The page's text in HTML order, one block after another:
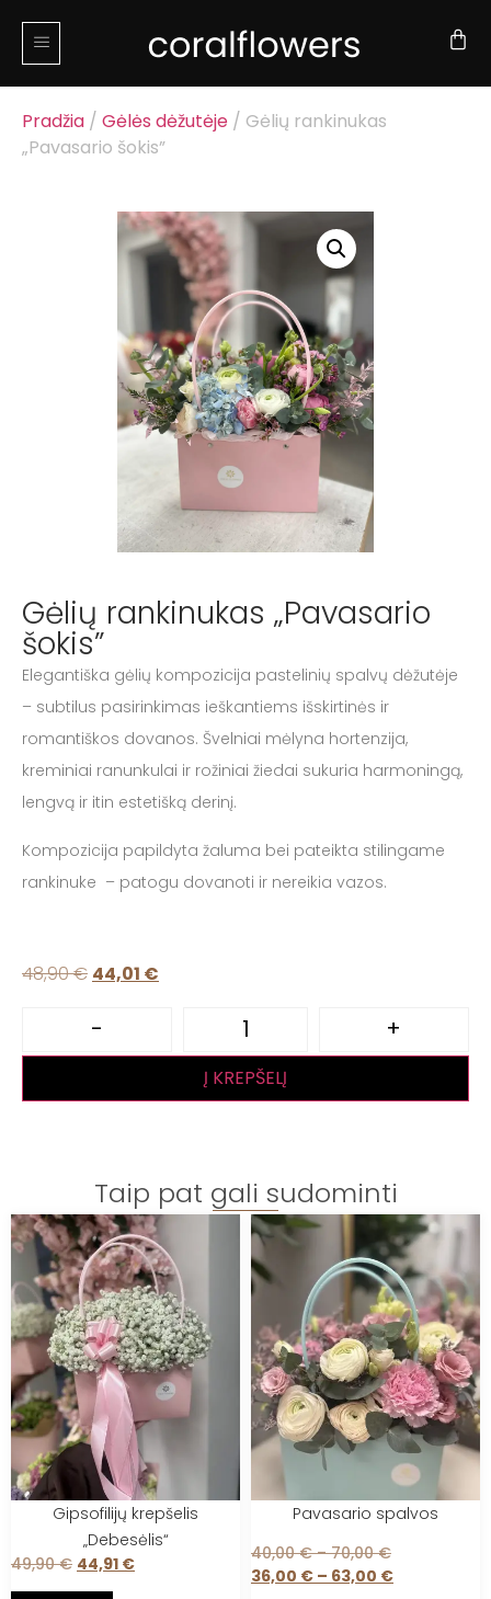
Pradžia / Gėlės dėžutėje / Gėlių rankinukas
„Pavasario šokis”
Gėlių rankinukas „Pavasario
šokis”
Elegantiška gėlių kompozicija pastelinių spalvų dėžutėje
– subtilus pasirinkimas ieškantiems išskirtinės ir
romantiškos dovanos. Švelniai mėlyna hortenzija,
kreminiai ranunkulai ir rožiniai žiedai sukuria harmoningą,
lengvą ir itin estetišką derinį.
Kompozicija papildyta žaluma bei pateikta stilingame
rankinuke – patogu dovanoti ir nereikia vazos.
48,90€ 44,01 €
- +
Į KREPŠELĮ
Taip pat gali sudominti
Gipsofilijų krepšelis
„Debesėlis“
49,90€ 44,91 €
Pavasario spalvos
40,00€ – 70,00€
36,00 € – 63,00 €